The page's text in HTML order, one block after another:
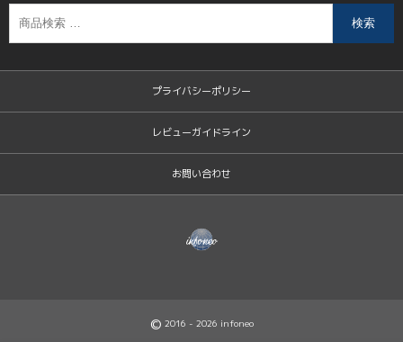
検索
プライバシーポリシー
レビューガイドライン
お問い合わせ
© 2016 - 2026 infoneo